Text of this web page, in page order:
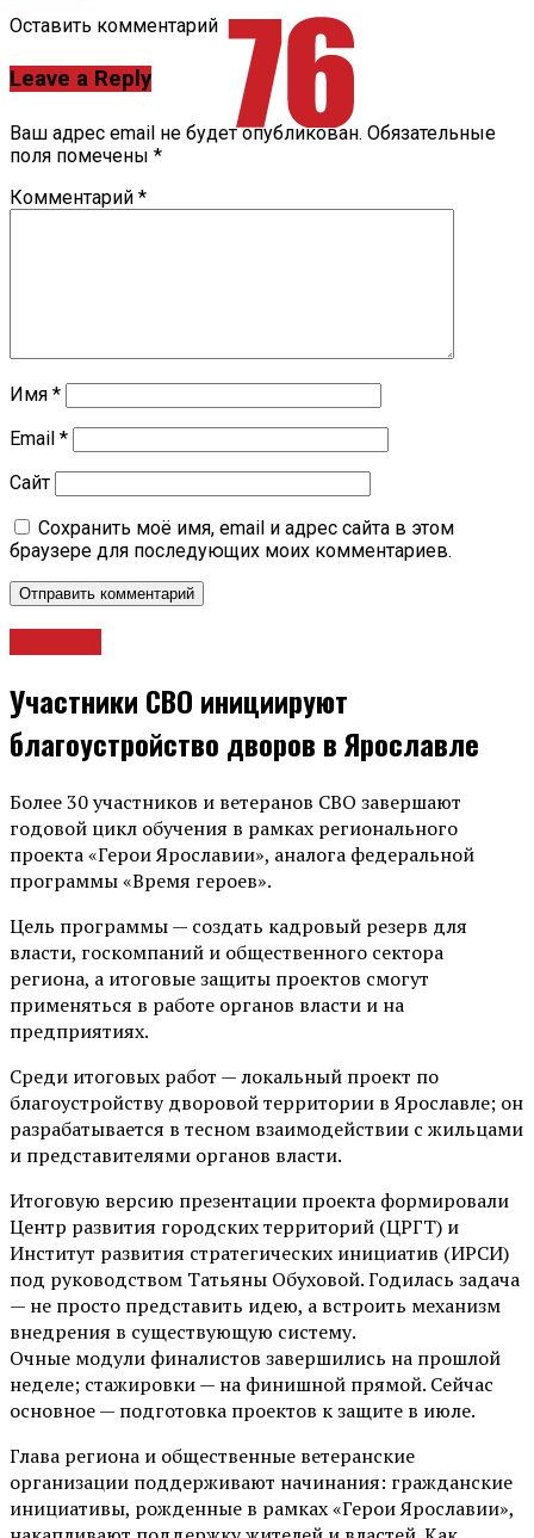
Оставить комментарий
Leave a Reply
Ваш адрес email не будет опубликован. Обязательные
поля помечены *
Комментарий *
Имя *
Email *
Сайт
Сохранить моё имя, email и адрес сайта в этом
браузере для последующих моих комментариев.
Участники СВО инициируют
благоустройство дворов в Ярославле
Более 30 участников и ветеранов СВО завершают
годовой цикл обучения в рамках регионального
проекта «Герои Ярославии», аналога федеральной
программы «Время героев».
Цель программы — создать кадровый резерв для
власти, госкомпаний и общественного сектора
региона, а итоговые защиты проектов смогут
применяться в работе органов власти и на
предприятиях.
Среди итоговых работ — локальный проект по
благоустройству дворовой территории в Ярославле; он
разрабатывается в тесном взаимодействии с жильцами
и представителями органов власти.
Итоговую версию презентации проекта формировали
Центр развития городских территорий (ЦРГТ) и
Институт развития стратегических инициатив (ИРСИ)
под руководством Татьяны Обуховой. Годилась задача
— не просто представить идею, а встроить механизм
внедрения в существующую систему.
Очные модули финалистов завершились на прошлой
неделе; стажировки — на финишной прямой. Сейчас
основное — подготовка проектов к защите в июле.
Глава региона и общественные ветеранские
организации поддерживают начинания: гражданские
инициативы, рожденные в рамках «Герои Ярославии»,